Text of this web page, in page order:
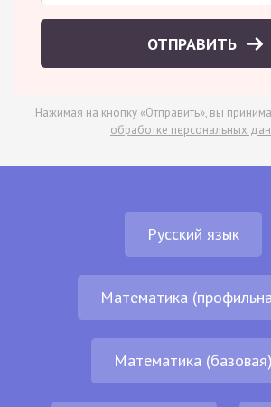
ОТПРАВИТЬ
Нажимая на кнопку «Отправить», вы
обработке персональных
Русский язык
Математика
Математика (базовая)